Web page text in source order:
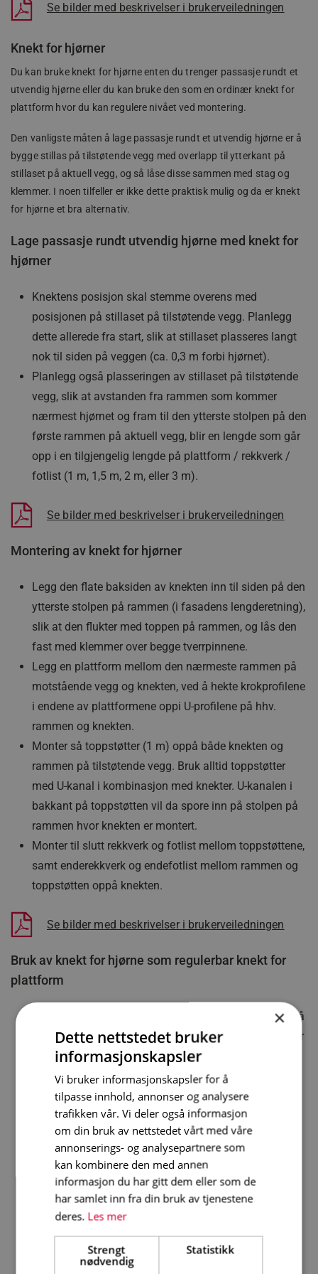
Se bilder med beskrivelser i brukerveiledningen
Knekt for hjørner
Du kan bruke knekt for hjørne enten du trenger passasje rundt et
utvendig hjørne eller du kan bruke den som en ordinær knekt for
plattform hvor du kan regulere nivået ved montering.
Den vanligste måten å lage passasje rundt et utvendig hjørne er å
bygge stillas på tilstøtende vegg med overlapp til ytterkant på
stillaset på aktuell vegg, og så låse disse sammen med stag og
klemmer. I noen tilfeller er ikke dette praktisk mulig og da er knekt
for hjørne et bra alternativ.
Lage passasje rundt utvendig hjørne med knekt for
hjørner
Knektens posisjon skal stemme overens med
posisjonen på stillaset på tilstøtende vegg. Planlegg
dette allerede fra start, slik at stillaset plasseres langt
nok til siden på veggen (ca. 0,3 m forbi hjørnet).
Planlegg også plasseringen av stillaset på tilstøtende
vegg, slik at avstanden fra rammen som kommer
nærmest hjørnet og fram til den ytterste stolpen på den
første rammen på aktuell vegg, blir en lengde som går
opp i en tilgjengelig lengde på plattform / rekkverk /
fotlist (1 m, 1,5 m, 2 m, eller 3 m).
Se bilder med beskrivelser i brukerveiledningen
Montering av knekt for hjørner
Legg den flate baksiden av knekten inn til siden på den
ytterste stolpen på rammen (i fasadens lengderetning),
slik at den flukter med toppen på rammen, og lås den
fast med klemmer over begge tverrpinnene.
Legg en plattform mellom den nærmeste rammen på
motstående vegg og knekten, ved å hekte krokprofilene
i endene av plattformene oppi U-profilene på hhv.
rammen og knekten.
Monter så toppstøtter (1 m) oppå både knekten og
rammen på tilstøtende vegg. Bruk alltid toppstøtter
med U-kanal i kombinasjon med knekter. U-kanalen i
bakkant på toppstøtten vil da spore inn på stolpen på
rammen hvor knekten er montert.
Monter til slutt rekkverk og fotlist mellom toppstøttene,
samt enderekkverk og endefotlist mellom rammen og
toppstøtten oppå knekten.
Se bilder med beskrivelser i brukerveiledningen
Bruk av knekt for hjørne som regulerbar knekt for
plattform
Legg den flate baksiden av knekten inn mot utsiden på
en av stolpene på rammen. Lås den fast med klemmer
over begge tverrpinnene.
Pass på at alle knektene i en rad blir montert på
samme nivå, slik at plattformer og rekkverk kommer i
vater. Dette er viktig!
OBS! Husk å montere ett ekstra veggfeste per knekt
som monteres, på rammen innenfor knekten. Du må
gjøre dette før du monterer plattformer oppå knektene.
Når du har montert ekstra veggfester, monterer du
plattformer oppå knektene ved å hekte krokprofilene i
enden av plattformene oppi U-profilene på toppen av
×
Dette nettstedet bruker
informasjonskapsler
Vi bruker informasjonskapsler for å
tilpasse innhold, annonser og analysere
trafikken vår. Vi deler også informasjon
om din bruk av nettstedet vårt med våre
annonserings- og analysepartnere som
kan kombinere den med annen
informasjon du har gitt dem eller som de
har samlet inn fra din bruk av tjenestene
deres. Les mer
Strengt
nødvendig
Statistikk